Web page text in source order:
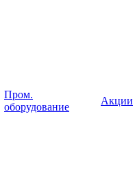
Пром.
оборудование
Акции